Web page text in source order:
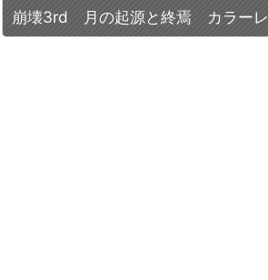
崩壊3rd 月の起源と終焉 カラーレ